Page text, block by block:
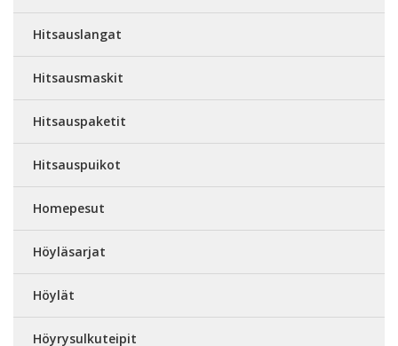
Hitsauslangat
Hitsausmaskit
Hitsauspaketit
Hitsauspuikot
Homepesut
Höyläsarjat
Höylät
Höyrysulkuteipit